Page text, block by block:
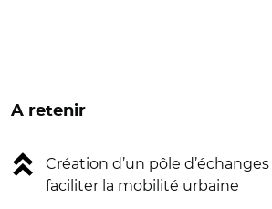
A retenir
Création d’un pôle
faciliter la mobilité urbaine